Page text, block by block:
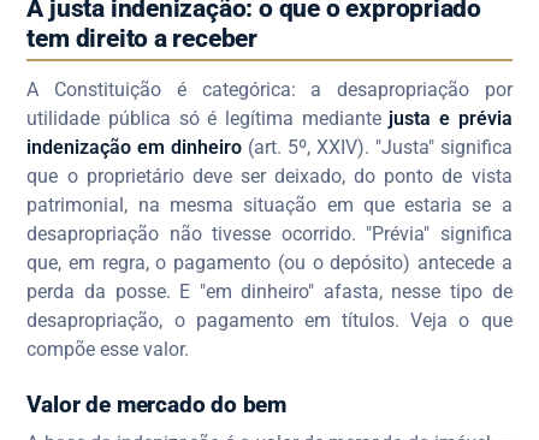
A justa indenização: o que o expropriado
tem direito a receber
A Constituição é categórica: a desapropriação por
utilidade pública só é legítima mediante justa e prévia
indenização em dinheiro (art. 5º, XXIV). "Justa" significa
que o proprietário deve ser deixado, do ponto de vista
patrimonial, na mesma situação em que estaria se a
desapropriação não tivesse ocorrido. "Prévia" significa
que, em regra, o pagamento (ou o depósito) antecede a
perda da posse. E "em dinheiro" afasta, nesse tipo de
desapropriação, o pagamento em títulos. Veja o que
compõe esse valor.
Valor de mercado do bem